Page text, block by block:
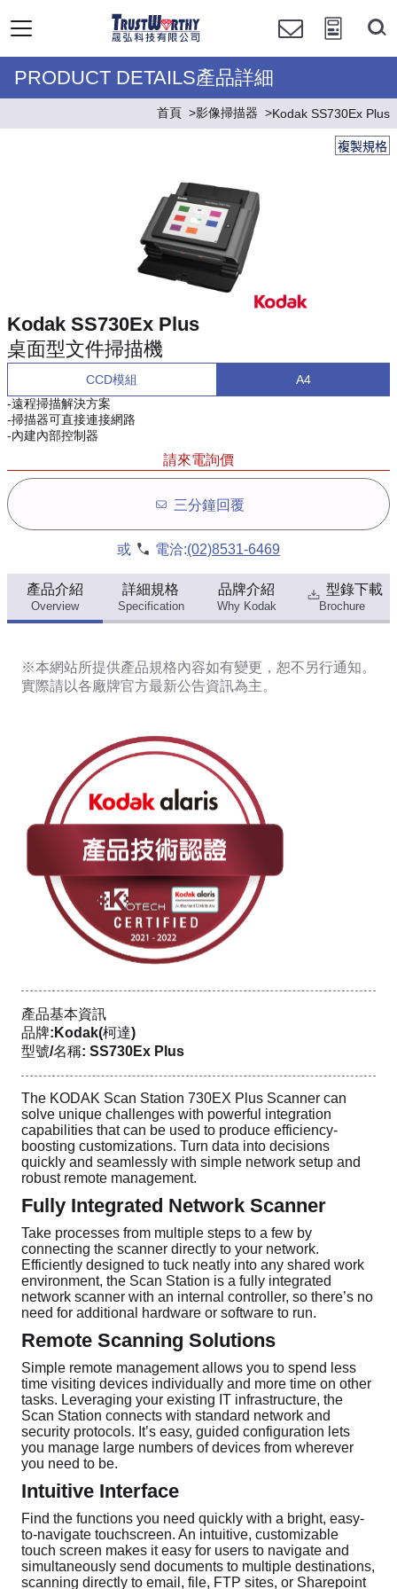
PRODUCT DETAILS產品詳細
首頁 影像掃描器 Kodak SS730Ex Plus
複製規格
Kodak SS730Ex Plus
桌面型文件掃描機
CCD模組
A4
-遠程掃描解決方案
-掃描器可直接連接網路
-內建內部控制器
請來電詢價
三分鐘回覆
或 電洽:(02)8531-6469
產品介紹
Overview
詳細規格
Specification
品牌介紹
Why Kodak
型錄下載
Brochure
※本網站所提供產品規格內容如有變更，恕不另行通知。
實際請以各廠牌官方最新公告資訊為主。
產品基本資訊
品牌:Kodak(柯達)
型號/名稱: SS730Ex Plus
The KODAK Scan Station 730EX Plus Scanner can
solve unique challenges with powerful integration
capabilities that can be used to produce efficiency-
boosting customizations. Turn data into decisions
quickly and seamlessly with simple network setup and
robust remote management.
Fully Integrated Network Scanner
Take processes from multiple steps to a few by
connecting the scanner directly to your network.
Efficiently designed to tuck neatly into any shared work
environment, the Scan Station is a fully integrated
network scanner with an internal controller, so there’s no
need for additional hardware or software to run.
Remote Scanning Solutions
Simple remote management allows you to spend less
time visiting devices individually and more time on other
tasks. Leveraging your existing IT infrastructure, the
Scan Station connects with standard network and
security protocols. It’s easy, guided configuration lets
you manage large numbers of devices from wherever
you need to be.
Intuitive Interface
Find the functions you need quickly with a bright, easy-
to-navigate touchscreen. An intuitive, customizable
touch screen makes it easy for users to navigate and
simultaneously send documents to multiple destinations,
scanning directly to email, file, FTP sites, or Sharepoint